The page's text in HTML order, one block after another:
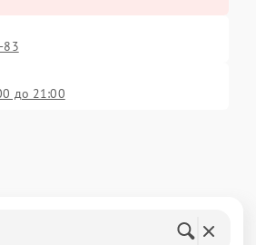
83
до 21:00